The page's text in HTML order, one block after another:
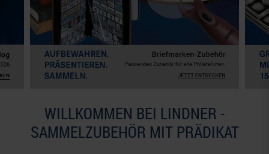
WILLKOMMEN BEI LINDNER -
SAMMELZUBEHÖR MIT PRÄDIKAT